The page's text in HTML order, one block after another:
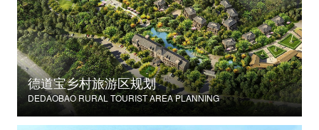
德道宝乡村旅游区规划
DEDAOBAO RURAL TOURIST AREA PLANNING